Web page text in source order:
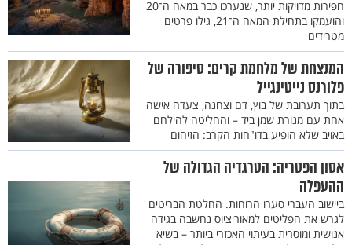
חפירות מדויקות יותר, שנערכו כבר במאה ה־20
והועמקו בתחילת המאה ה־21, גילו פרטים
מטרידים
המנצחת של מלחמת קרים: סיפורה של
פלורנס נייטינגייל
בתוך תערובת של בוץ, דם וצחנה, צעדה אישה
אחת עם מנורת שמן ביד – והחליטה להילחם
באויב שלא הופיע בדו"חות הקרב: הזיהום
אסון הפטריה: הטרגדיה הגדולה של
ההעפלה
ביישוב העברי סערו הרוחות. החלטת הבריטים
לגרש את הפליטים למאוריציוס נחשבה בגידה
אנושית ומוסרית בעיתוי האכזרי ביותר – בשיא